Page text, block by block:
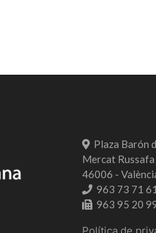
Plaza Barón
Mercat
46006 -
963 73 71
963 95 20
Política de